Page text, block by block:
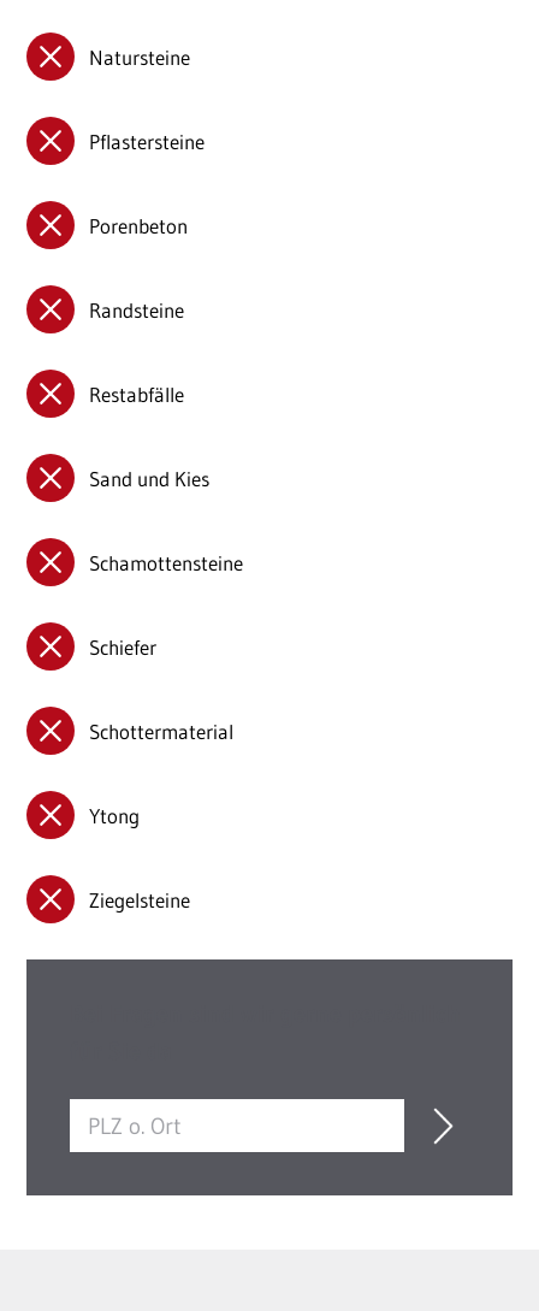
Natursteine
Pflastersteine
Porenbeton
Randsteine
Restabfälle
Sand und Kies
Schamottensteine
Schiefer
Schottermaterial
Ytong
Ziegelsteine